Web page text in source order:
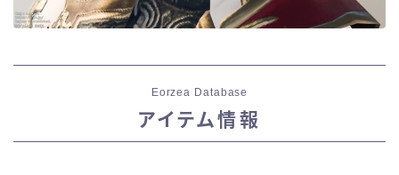
Eorzea Database
アイテム情報